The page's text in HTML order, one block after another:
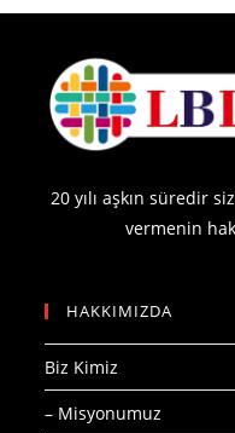
20 yılı aşkın süredir
vermenin
HAKKIMIZDA
Biz Kimiz
– Misyonumuz